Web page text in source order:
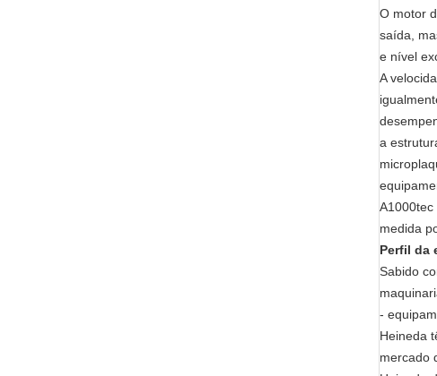
O motor
saída,
e nível
A
a
medida
Perfil da
Sabido
-
Heineda
mercado